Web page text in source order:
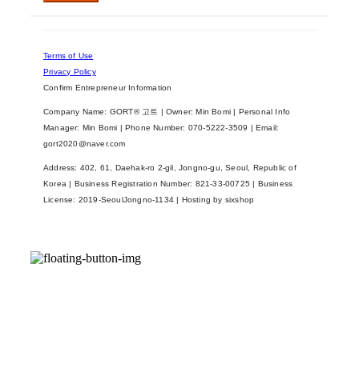
Terms of Use
Privacy Policy
Confirm Entrepreneur Information
Company Name: GORT® 고트 | Owner: Min Bomi | Personal Info
Manager: Min Bomi | Phone Number: 070-5222-3509 | Email:
gort2020@naver.com
Address: 402, 61, Daehak-ro 2-gil, Jongno-gu, Seoul, Republic of
Korea | Business Registration Number: 821-33-00725 | Business
License: 2019-SeoulJongno-1134 | Hosting by sixshop